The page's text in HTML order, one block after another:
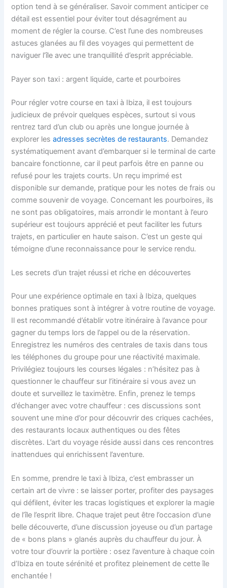
option tend à se généraliser. Savoir comment anticiper ce
détail est essentiel pour éviter tout désagrément au
moment de régler la course. C’est l’une des nombreuses
astuces glanées au fil des voyages qui permettent de
naviguer l’île avec une tranquillité d’esprit appréciable.
Payer son taxi : argent liquide, carte et pourboires
Pour régler votre course en taxi à Ibiza, il est toujours
judicieux de prévoir quelques espèces, surtout si vous
rentrez tard d’un club ou après une longue journée à
explorer lesadresses secrètes de restaurants. Demandez
systématiquement avant d’embarquer si le terminal de carte
bancaire fonctionne, car il peut parfois être en panne ou
refusé pour les trajets courts. Un reçu imprimé est
disponible sur demande, pratique pour les notes de frais ou
comme souvenir de voyage. Concernant les pourboires, ils
ne sont pas obligatoires, mais arrondir le montant à l’euro
supérieur est toujours apprécié et peut faciliter les futurs
trajets, en particulier en haute saison. C’est un geste qui
témoigne d’une reconnaissance pour le service rendu.
Les secrets d’un trajet réussi et riche en découvertes
Pour une expérience optimale en taxi à Ibiza, quelques
bonnes pratiques sont à intégrer à votre routine de voyage.
Il est recommandé d’établir votre itinéraire à l’avance pour
gagner du temps lors de l’appel ou de la réservation.
Enregistrez les numéros des centrales de taxis dans tous
les téléphones du groupe pour une réactivité maximale.
Privilégiez toujours les courses légales : n’hésitez pas à
questionner le chauffeur sur l’itinéraire si vous avez un
doute et surveillez le taximètre. Enfin, prenez le temps
d’échanger avec votre chauffeur : ces discussions sont
souvent une mine d’or pour découvrir des criques cachées,
des restaurants locaux authentiques ou des fêtes
discrètes. L’art du voyage réside aussi dans ces rencontres
inattendues qui enrichissent l’aventure.
En somme, prendre le taxi à Ibiza, c’est embrasser un
certain art de vivre : se laisser porter, profiter des paysages
qui défilent, éviter les tracas logistiques et explorer la magie
de l’île l’esprit libre. Chaque trajet peut être l’occasion d’une
belle découverte, d’une discussion joyeuse ou d’un partage
de « bons plans » glanés auprès du chauffeur du jour. À
votre tour d’ouvrir la portière : osez l’aventure à chaque coin
d’Ibiza en toute sérénité et profitez pleinement de cette île
enchantée !